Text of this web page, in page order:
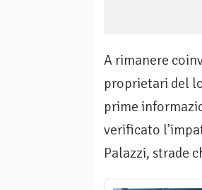
A rimanere
proprietari del
prime
verificato
Palazzi, strade